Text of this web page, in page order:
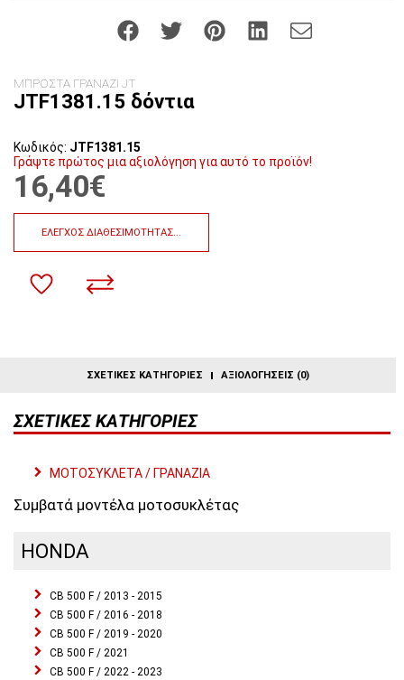
ΜΠΡΟΣΤΑ ΓΡΑΝΑΖΙ JT
JTF1381.15 δόντια
Κωδικός: JTF1381.15
Γράψτε πρώτος μια αξιολόγηση για αυτό το προϊόν!
16,40€
ΈΛΕΓΧΟΣ ΔΙΑΘΕΣΙΜΌΤΗΤΑΣ...
ΣΧΕΤΙΚΈΣ ΚΑΤΗΓΟΡΊΕΣ ΑΞΙΟΛΟΓΉΣΕΙΣ (0)
ΣΧΕΤΙΚΈΣ ΚΑΤΗΓΟΡΊΕΣ
ΜΟΤΟΣΥΚΛΕΤΑ / ΓΡΑΝΑΖΙΑ
Συμβατά μοντέλα μοτοσυκλέτας
HONDA
CB 500 F / 2013 - 2015
CB 500 F / 2016 - 2018
CB 500 F / 2019 - 2020
CB 500 F / 2021
CB 500 F / 2022 - 2023